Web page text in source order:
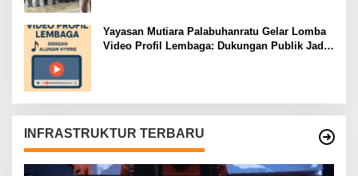
Yayasan Mutiara Palabuhanratu Gelar Lomba
Video Profil Lembaga: Dukungan Publik Jadi
INFRASTRUKTUR TERBARU